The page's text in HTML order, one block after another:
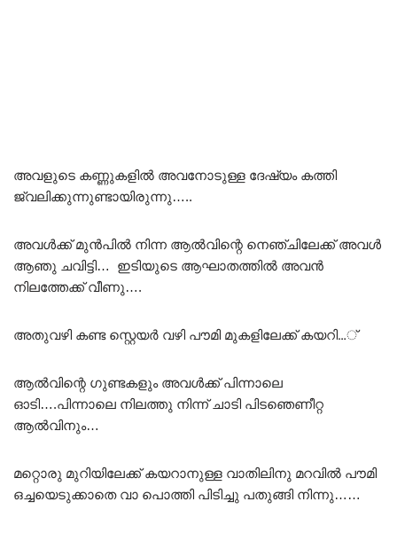
അവളുടെ കണ്ണുകളിൽ അവനോടുള്ള ദേഷ്യം കത്തി
ജ്വലിക്കുന്നുണ്ടായിരുന്നു…..
അവൾക്ക് മുൻപിൽ നിന്ന ആൽവിന്റെ നെഞ്ചിലേക്ക് അവൾ
ആഞു ചവിട്ടി… ഇടിയുടെ ആഘാതത്തിൽ അവൻ
നിലത്തേക്ക് വീണു….
അതുവഴി കണ്ട സ്റ്റെയർ വഴി പൗമി മുകളിലേക്ക് കയറി…്‌
ആൽവിന്റെ ഗുണ്ടകളും അവൾക്ക് പിന്നാലെ
ഓടി….പിന്നാലെ നിലത്തു നിന്ന് ചാടി പിടഞെണീറ്റ
ആൽവിനും…
മറ്റൊരു മുറിയിലേക്ക് കയറാനുള്ള വാതിലിനു മറവിൽ പൗമി
ഒച്ചയെടുക്കാതെ വാ പൊത്തി പിടിച്ചു പതുങ്ങി നിന്നു……